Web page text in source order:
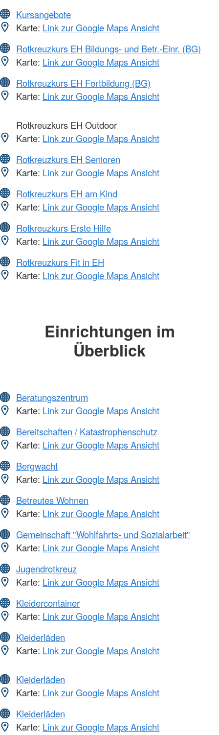
Kursangebote
Karte: Link zur Google Maps Ansicht
Rotkreuzkurs EH Bildungs- und Betr.-Einr. (BG)
Karte: Link zur Google Maps Ansicht
Rotkreuzkurs EH Fortbildung (BG)
Karte: Link zur Google Maps Ansicht
Rotkreuzkurs EH Outdoor
Karte: Link zur Google Maps Ansicht
Rotkreuzkurs EH Senioren
Karte: Link zur Google Maps Ansicht
Rotkreuzkurs EH am Kind
Karte: Link zur Google Maps Ansicht
Rotkreuzkurs Erste Hilfe
Karte: Link zur Google Maps Ansicht
Rotkreuzkurs Fit in EH
Karte: Link zur Google Maps Ansicht
Einrichtungen im
Überblick
Beratungszentrum
Karte: Link zur Google Maps Ansicht
Bereitschaften / Katastrophenschutz
Karte: Link zur Google Maps Ansicht
Bergwacht
Karte: Link zur Google Maps Ansicht
Betreutes Wohnen
Karte: Link zur Google Maps Ansicht
Gemeinschaft "Wohlfahrts- und Sozialarbeit"
Karte: Link zur Google Maps Ansicht
Jugendrotkreuz
Karte: Link zur Google Maps Ansicht
Kleidercontainer
Karte: Link zur Google Maps Ansicht
Kleiderläden
Karte: Link zur Google Maps Ansicht
Kleiderläden
Karte: Link zur Google Maps Ansicht
Kleiderläden
Karte: Link zur Google Maps Ansicht